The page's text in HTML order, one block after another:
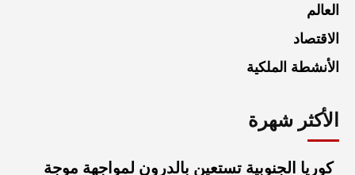
العالم
الاقتصاد
الأنشطة الملكية
الأكثر شهرة
كوريا الجنوبية تستعين بالدرون لمواجهة موجة